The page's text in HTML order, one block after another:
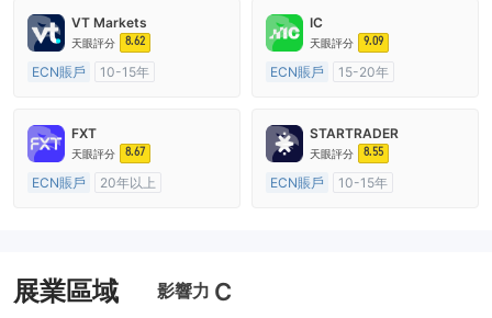
VT Markets
天眼評分 8.62
ECN賬戶
10-15年
主標MT4
IC
天眼評分 9.09
ECN賬戶
15-20年
主標MT4
FXT
天眼評分 8.67
ECN賬戶
20年以上
STARTRADER
天眼評分 8.55
ECN賬戶
10-15年
展業區域 影響力 C